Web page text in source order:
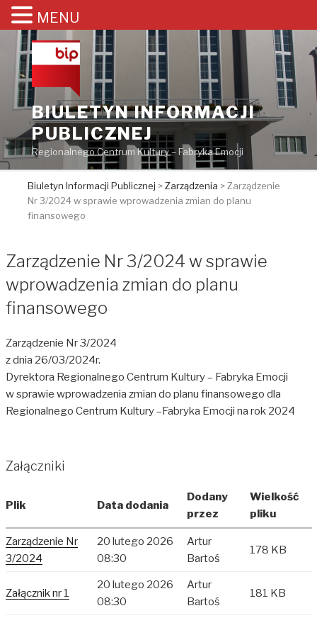
Przejdź
treści
BIULETYN INFORMACJI
PUBLICZNEJ
Regionalnego Centrum Kultury – Fabryka Emocji
Biuletyn Informacji Publicznej >Zarządzenia >Zarządzenie
Nr 3/2024 w sprawie wprowadzenia zmian do planu
finansowego
Zarządzenie Nr 3/2024 w sprawie
wprowadzenia zmian do planu
finansowego
Zarządzenie Nr 3/2024
z dnia 26/03/2024r.
Dyrektora Regionalnego Centrum Kultury – Fabryka Emocji
w sprawie wprowadzenia zmian do planu finansowego dla
Regionalnego Centrum Kultury –Fabryka Emocji na rok 2024
Załączniki
Plik Data dodania
Dodany
przez
Wielkość
pliku
Zarządzenie Nr
3/2024
20 lutego 2026
08:30
Artur
Bartoś
178 KB
Załącznik nr 1
20 lutego 2026
08:30
Artur
Bartoś
181 KB
MENU